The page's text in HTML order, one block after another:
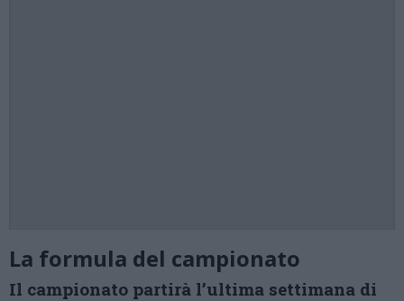
La formula del campionato
Il campionato partirà l’ultima settimana di